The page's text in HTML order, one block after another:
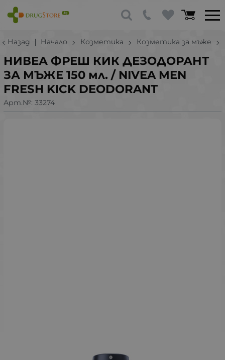
Назад Начало Козметика Козметика за мъже
НИВЕА ФРЕШ КИК ДЕЗОДОРАНТ
ЗА МЪЖЕ 150 мл. / NIVEA MEN
FRESH KICK DEODORANT
Арт.№: 33274